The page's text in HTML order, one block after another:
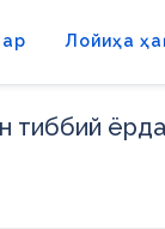
Лойиҳа